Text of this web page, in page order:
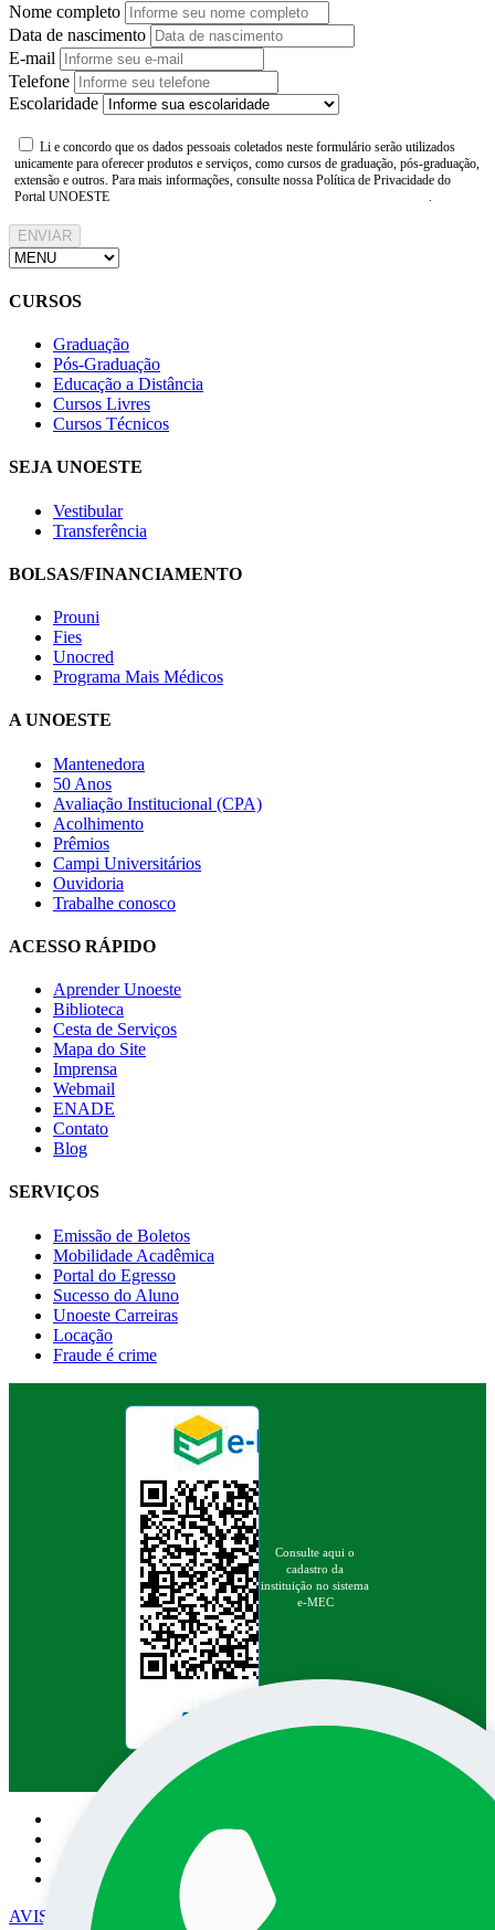
Nome completo
Data de nascimento
E-mail
Telefone
Escolaridade
Li e concordo que os dados pessoais coletados neste formulário serão utilizados
unicamente para oferecer produtos e serviços, como cursos de graduação, pós-graduação,
extensão e outros. Para mais informações, consulte nossa Política de Privacidade do
Portal UNOESTE
ENVIAR
CURSOS
Graduação
Pós-Graduação
Educação a Distância
Cursos Livres
Cursos Técnicos
SEJA UNOESTE
Vestibular
Transferência
BOLSAS/FINANCIAMENTO
Prouni
Fies
Unocred
Programa Mais Médicos
A UNOESTE
Mantenedora
50 Anos
Avaliação Institucional (CPA)
Acolhimento
Prêmios
Campi Universitários
Ouvidoria
Trabalhe conosco
ACESSO RÁPIDO
Aprender Unoeste
Biblioteca
Cesta de Serviços
Mapa do Site
Imprensa
Webmail
ENADE
Contato
Blog
SERVIÇOS
Emissão de Boletos
Mobilidade Acadêmica
Portal do Egresso
Sucesso do Aluno
Unoeste Carreiras
Locação
Fraude é crime
Consulte aqui o
cadastro da
instituição no sistema
e-MEC
Pesquisa no site:
AVISO DE PRIVACIDADE
• EPEC - Empresa Prudentina de